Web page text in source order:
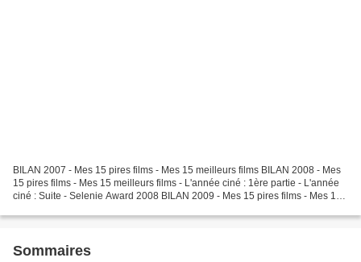
BILAN 2007 - Mes 15 pires films - Mes 15 meilleurs films BILAN 2008 - Mes
15 pires films - Mes 15 meilleurs films - L'année ciné : 1ère partie - L'année
ciné : Suite - Selenie Award 2008 BILAN 2009 - Mes 15 pires films - Mes 15
Sommaires